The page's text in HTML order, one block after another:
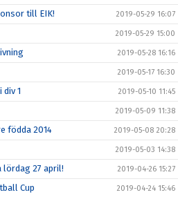
till EIK! 2019-05-29 16:07
2019-05-29 15:00
2019-05-28 16:16
2019-05-17 16:30
1 2019-05-10 11:45
2019-05-09 11:38
födda 2014 2019-05-08 20:28
2019-05-03 14:38
lördag 27 april! 2019-04-26 15:27
Cup 2019-04-24 15:46